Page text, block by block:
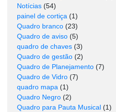
Notícias (54)
painel de cortiça (1)
Quadro branco (23)
Quadro de aviso (5)
quadro de chaves (3)
Quadro de gestão (2)
Quadro de Planejamento (7)
Quadro de Vidro (7)
quadro mapa (1)
Quadro Negro (2)
Quadro para Pauta Musical (1)